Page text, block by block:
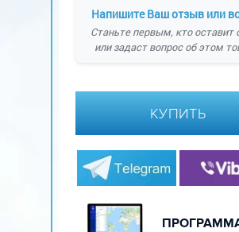
Напишите Ваш отзыв или
Станьте первым, кто оставит
или задаст вопрос об этом
КУПИТЬ